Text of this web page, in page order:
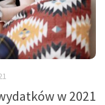
w 2021